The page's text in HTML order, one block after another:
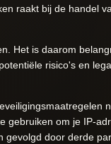
raakt bij de handel
Het is daarom
risico's en
gebruiken om je IP-
door derde